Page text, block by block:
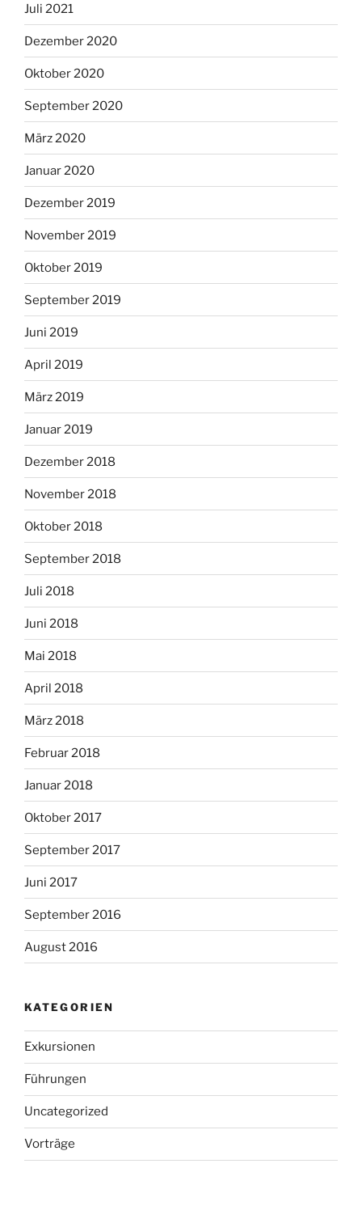
Juli 2021
Dezember 2020
Oktober 2020
September 2020
März 2020
Januar 2020
Dezember 2019
November 2019
Oktober 2019
September 2019
Juni 2019
April 2019
März 2019
Januar 2019
Dezember 2018
November 2018
Oktober 2018
September 2018
Juli 2018
Juni 2018
Mai 2018
April 2018
März 2018
Februar 2018
Januar 2018
Oktober 2017
September 2017
Juni 2017
September 2016
August 2016
KATEGORIEN
Exkursionen
Führungen
Uncategorized
Vorträge